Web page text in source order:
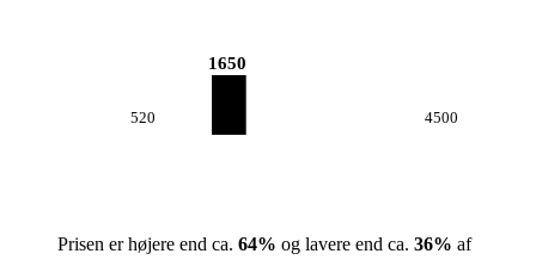
520
1650
4500
Prisen er højere end ca. 64% og lavere end ca. 36% af